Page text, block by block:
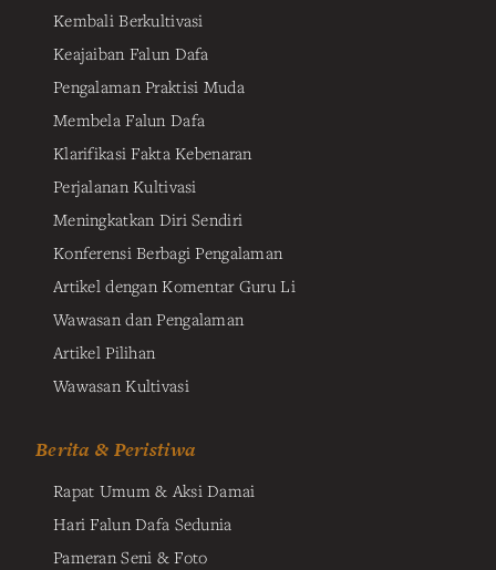
Kembali Berkultivasi
Keajaiban Falun Dafa
Pengalaman Praktisi Muda
Membela Falun Dafa
Klarifikasi Fakta Kebenaran
Perjalanan Kultivasi
Meningkatkan Diri Sendiri
Konferensi Berbagi Pengalaman
Artikel dengan Komentar Guru Li
Wawasan dan Pengalaman
Artikel Pilihan
Wawasan Kultivasi
Berita & Peristiwa
Rapat Umum & Aksi Damai
Hari Falun Dafa Sedunia
Pameran Seni & Foto